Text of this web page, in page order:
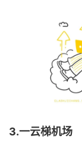
3.一云梯机场